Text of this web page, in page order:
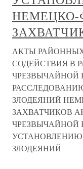
АКТЫ
СОДЕЙСТВИЯ В
ЗЛОДЕЯНИЙ
ЗАХВАТЧИКОВ
ЗЛОДЕЯНИЙ